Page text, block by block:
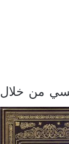
من خلال